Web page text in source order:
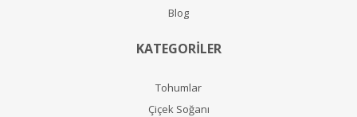
Blog
KATEGORİLER
Tohumlar
Çiçek Soğanı